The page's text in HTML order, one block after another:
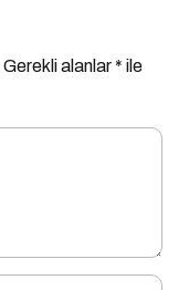
Gerekli alanlar* ile